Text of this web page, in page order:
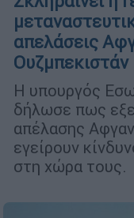
απελάσεις
Ουζμπεκιστάν
Η υπουργός
δήλωσε πως
απέλασης
εγείρουν
στη χώρα τους.